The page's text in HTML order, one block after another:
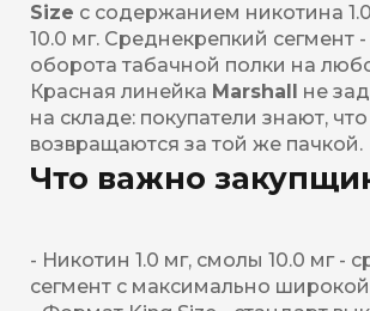
Size с содержанием никотина
10.0 мг. Среднекрепкий сегмент
оборота табачной полки на
Красная линейка Marshall
не
на складе: покупатели знают, что
возвращаются за той же пачкой.
Что важно
- Никотин 1.0 мг, смолы 10.0 мг -
сегмент с максимально